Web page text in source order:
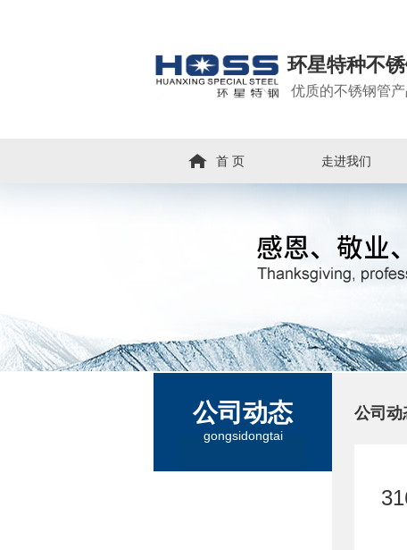
环星特种不
优质的不锈钢管
首 页 走进我们
公司动态
gongsidongtai
公司动